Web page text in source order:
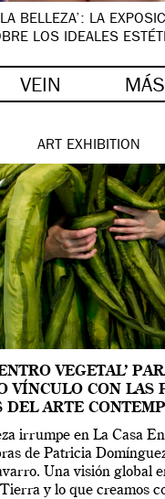
BELLEZA’: LA
LOS IDEALES
VEIN MÁS
ART EXHIBITION
VEGETAL’
VÍNCULO CON LAS
DEL ARTE
irrumpe en La Casa
de Patricia
Una visión global
y lo que creamos